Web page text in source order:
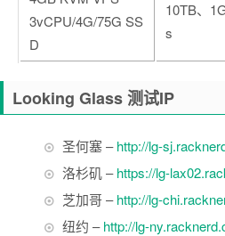
3vCPU/4G/75G SS
D
10TB、
s
Looking Glass 测试IP
圣何塞 –http://lg-
洛杉矶 –https://lg-
芝加哥 –http://lg-
纽约 –http://lg-